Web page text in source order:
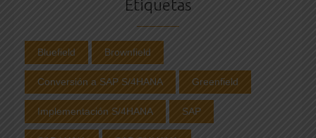
Etiquetas
Bluefield Brownfield
Conversión a SAP S/4HANA Greenfield
Implementación S/4HANA SAP